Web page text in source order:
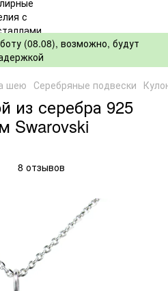
(08.08), возможно, будут
шею Серебряные подвески
из серебра 925
Swarovski
8 отзывов